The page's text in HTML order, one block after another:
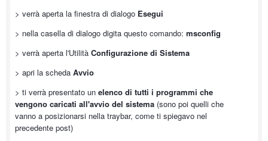
> verrà aperta la finestra di dialogo Esegui
> nella casella di dialogo digita questo comando: msconfig
> verrà aperta l'Utilità Configurazione di Sistema
> apri la scheda Avvio
> ti verrà presentato un elenco di tutti i programmi che
vengono caricati all'avvio del sistema (sono poi quelli che
vanno a posizionarsi nella traybar, come ti spiegavo nel
precedente post)